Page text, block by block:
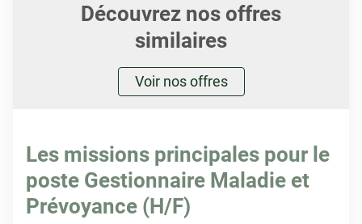
Découvrez nos offres
similaires
Voir nos offres
Les missions principales pour le
poste Gestionnaire Maladie et
Prévoyance (H/F)